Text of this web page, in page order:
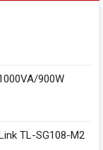
900W
TL-SG108-M2